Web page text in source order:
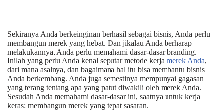
Sekiranya Anda berkeinginan berhasil sebagai bisnis, Anda perlu
membangun merek yang hebat. Dan jikalau Anda berharap
melakukannya, Anda perlu memahami dasar-dasar branding.
Inilah yang perlu Anda kenal seputar metode kerja merek Anda,
dari mana asalnya, dan bagaimana hal itu bisa membantu bisnis
Anda berkembang. Anda juga semestinya mempunyai gagasan
yang terang tentang apa yang patut diwakili oleh merek Anda.
Sesudah Anda memahami dasar-dasar ini, saatnya untuk kerja
keras: membangun merek yang tepat sasaran.